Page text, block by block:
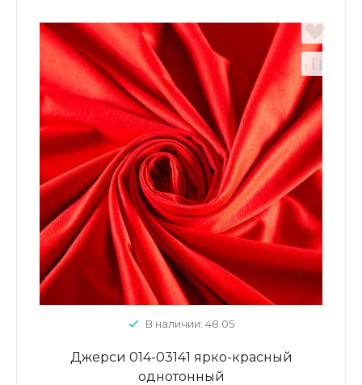
В наличии: 48.05
Джерси 014-03141 ярко-красный
однотонный